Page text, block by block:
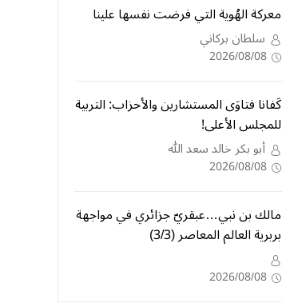
معركة الهُوية التي فرضت نفسها علينا
سلطان بركاني
2026/08/08
كَفانا فتاوَى المستشارين والأحزاب: التربية
للمجلس الأعلى!
أبو بكر خالد سعد الله
2026/08/08
مالك بن نبي…عبقريّ جزائري في مواجهة
بربرية العالم المعاصر (3/3)
2026/08/08